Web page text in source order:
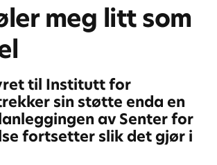
meg litt som
til Institutt for
sin støtte enda en
av Senter for
fortsetter slik det gjør i